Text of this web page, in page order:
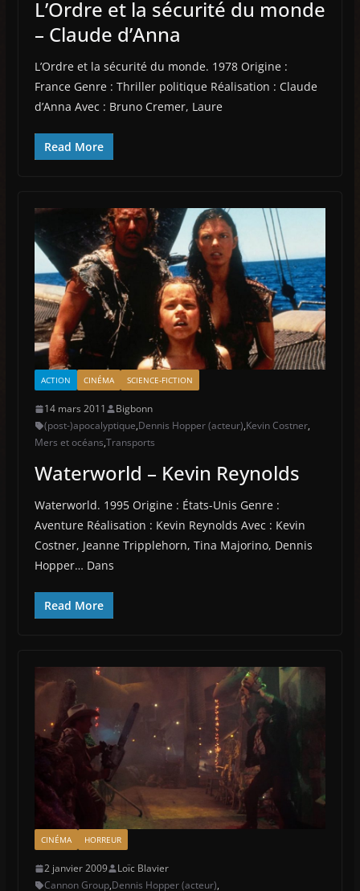
L’Ordre et la sécurité du monde
– Claude d’Anna
L’Ordre et la sécurité du monde. 1978 Origine :
France Genre : Thriller politique Réalisation : Claude
d’Anna Avec : Bruno Cremer, Laure
Read More
ACTION CINÉMA SCIENCE-FICTION
14 mars 2011
Bigbonn
(post-)apocalyptique,Dennis Hopper (acteur),Kevin Costner,
Mers et océans,Transports
Waterworld – Kevin Reynolds
Waterworld. 1995 Origine : États-Unis Genre :
Aventure Réalisation : Kevin Reynolds Avec : Kevin
Costner, Jeanne Tripplehorn, Tina Majorino, Dennis
Hopper… Dans
Read More
CINÉMA HORREUR
2 janvier 2009
Loïc Blavier
Cannon Group,Dennis Hopper (acteur),